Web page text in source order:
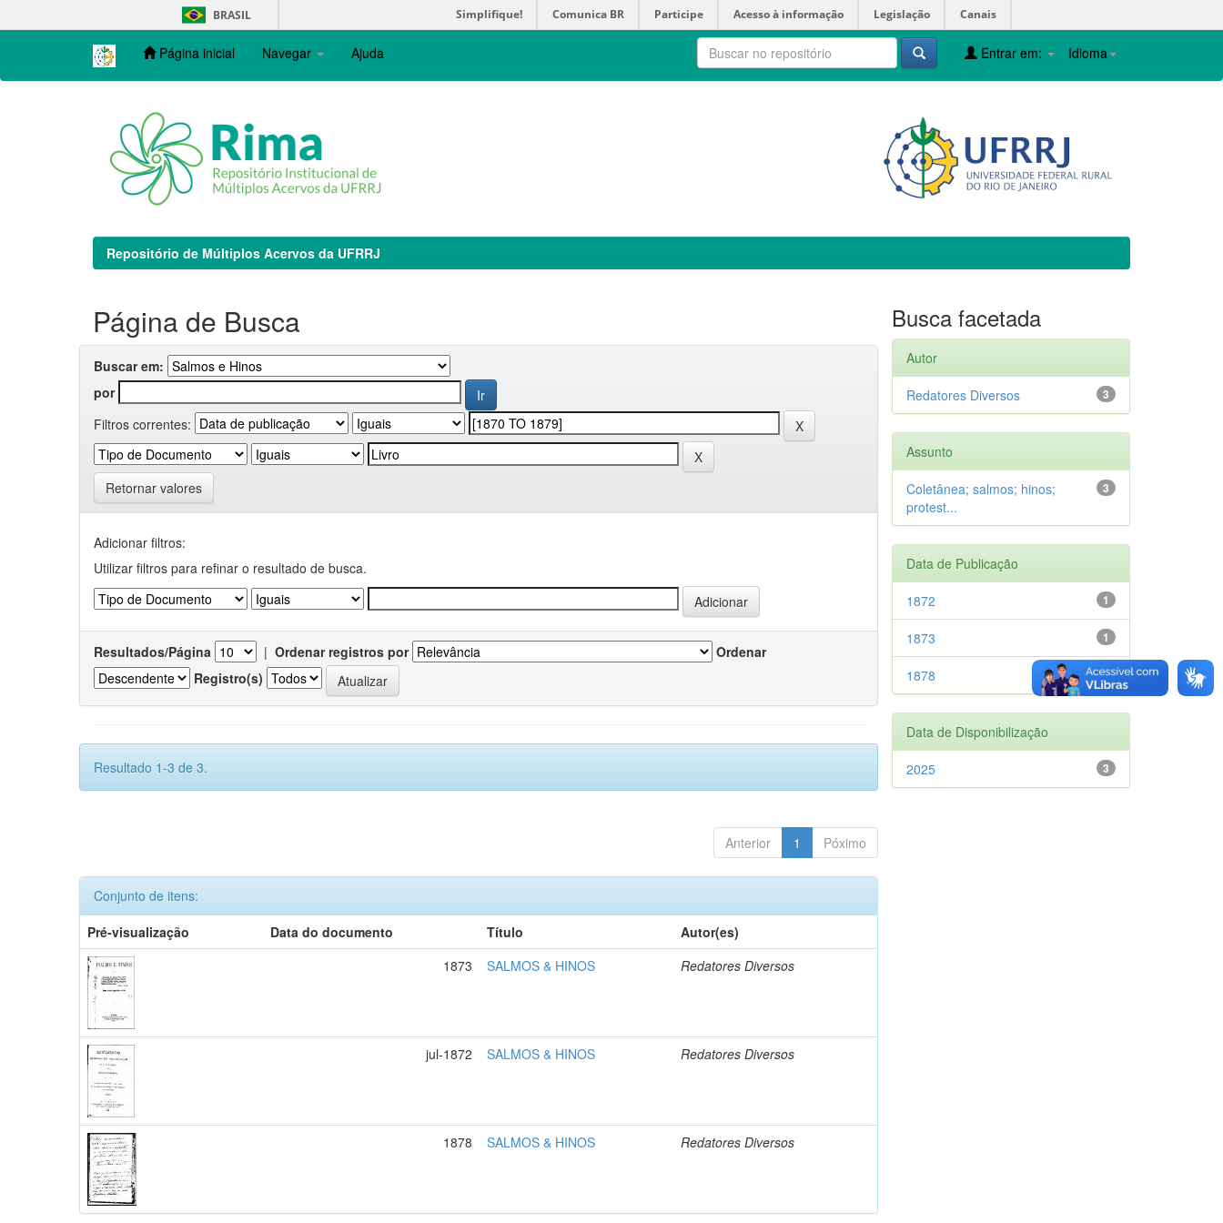
navigation
BRASIL Simplifique! Comunica BR Participe Acesso à informação Legislação Canais
Página inicial Navegar Ajuda Idioma
Entrar em:
Repositório de Múltiplos Acervos da UFRRJ
Página de Busca
Buscar em:
por
Filtros correntes:
Retornar valores
Adicionar filtros:
Utilizar filtros para refinar o resultado de busca.
Resultados/Página | Ordenar registros por
Ordenar
Registro(s)
Resultado 1-3 de 3.
Anterior 1 Póximo
Conjunto de itens:
Pré-visualização
Data do documento Título
Autor(es)
1873
SALMOS & HINOS Redatores Diversos
jul-1872 SALMOS & HINOS Redatores Diversos
1878 SALMOS & HINOS Redatores Diversos
Busca facetada
Autor
3
Redatores Diversos
Assunto
3
Coletânea; salmos; hinos;
protest...
Data de Publicação
1
1872
1
1873
1
1878
Data de Disponibilização
3
2025